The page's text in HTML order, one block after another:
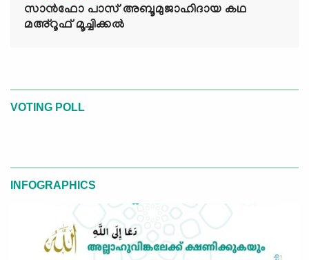
സാൻഫോ പാസ് അബൂമുജാഹിദായ കഥ
മഅ്റൂഫ് മൂച്ചിക്കല്‍
VOTING POLL
INFOGRAPHICS